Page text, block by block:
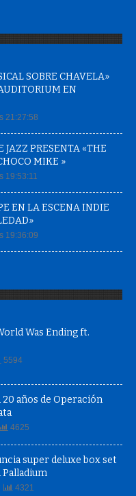
SOBRE CHAVELA»
EN
21:27:58
JAZZ PRESENTA «THE
MIKE »
19:53:11
EN LA ESCENA INDIE
19:36:09
Was Ending ft.
5594
20 años de Operación
4625
super deluxe box set
4321